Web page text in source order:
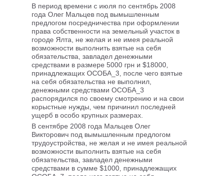
В период времени с июля по сентябрь 2008
года Олег Мальцев под вымышленным
предлогом посредничества при оформлении
права собственности на земельный участок в
городе Ялта, не желая и не имея реальной
возможности выполнить взятые на себя
обязательства, завладел денежными
средствами в размере 5000 грн и $18000,
принадлежащих ОСОБА_3, после чего взятые
на себя обязательства не выполнил,
денежными средствами ОСОБА_3
распорядился по своему смотрению и на свои
корыстные нужды, чем причинил последней
ущерб в особо крупных размерах.
В сентябре 2008 года Мальцев Олег
Викторович под вымышленным предлогом
трудоустройства, не желая и не имея реальной
возможности выполнить взятые на себя
обязательства, завладел денежными
средствами в сумме $1000, принадлежащих